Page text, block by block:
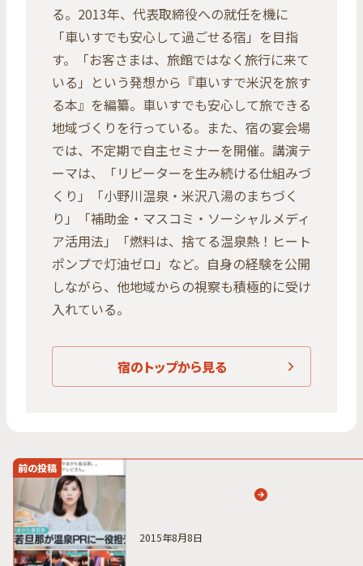
る。2013年、代表取締役への就任を機に
「車いすでも安心して過ごせる宿」を目指
す。「お客さまは、旅館ではなく旅行に来て
いる」という発想から『車いすで米沢を旅す
る本』を編纂。車いすでも安心して旅できる
地域づくりを行っている。また、宿の宴会場
では、不定期で自主セミナーを開催。講演テ
ーマは、「リピーターを生み続ける仕組みづ
くり」「小野川温泉・米沢八湯のまちづく
り」「補助金・マスコミ・ソーシャルメディ
ア活用法」「燃料は、捨てる温泉熱！ヒート
ポンプで灯油ゼロ」など。自身の経験を公開
しながら、他地域からの視察も積極的に受け
入れている。
宿のトップから見る
前の投稿
2015年8月8日